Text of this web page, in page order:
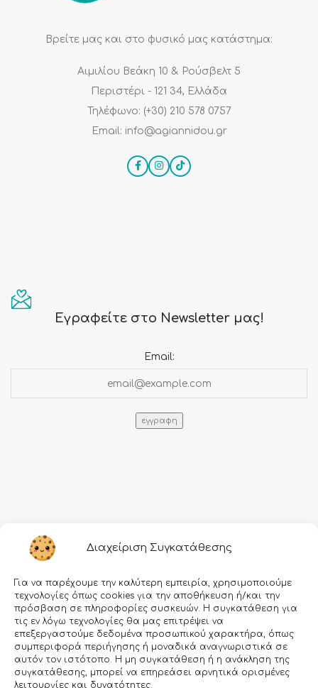
Διαχείριση Συγκατάθεσης
Για να παρέχουμε την καλύτερη εμπειρία, χρησιμοποιούμε
τεχνολογίες όπως cookies για την αποθήκευση ή/και την
πρόσβαση σε πληροφορίες συσκευών. Η συγκατάθεση για
τις εν λόγω τεχνολογίες θα μας επιτρέψει να
επεξεργαστούμε δεδομένα προσωπικού χαρακτήρα, όπως
συμπεριφορά περιήγησης ή μοναδικά αναγνωριστικά σε
αυτόν τον ιστότοπο. Η μη συγκατάθεση ή η ανάκληση της
συγκατάθεσης, μπορεί να επηρεάσει αρνητικά ορισμένες
λειτουργίες και δυνατότητες.
Βρείτε μας και στο φυσικό μας κατάστημα:
Αιμιλίου Βεάκη 10 & Ρούσβελτ 5
Περιστέρι - 121 34, Ελλάδα
Τηλέφωνο: (+30) 210 578 0757
Email: info@agiannidou.gr
Εγραφείτε στο Newsletter μας!
Email:
Πληροφορίες
Τρόποι πληρωμής
Όροι χρήσης
Προσωπικά δεδομένα
Ασφάλεια συναλλαγών